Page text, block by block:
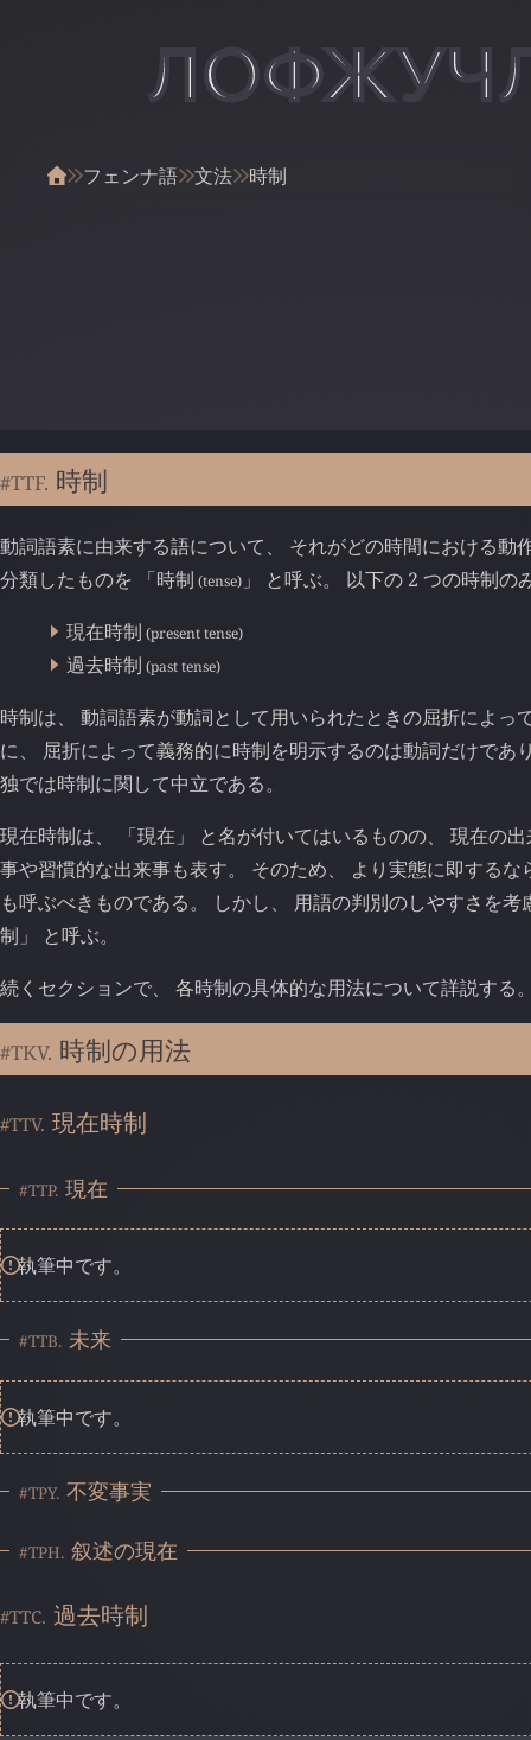
フェンナ語 文法 時制
#TTF. 時制
動詞語素に由来する語について、 それがどの時間における動
分類したものを 「時制 (tense) 」 と呼ぶ。 以下の 2 つの時制の
現在時制 (present tense)
過去時制 (past tense)
時制は、 動詞語素が動詞として用いられたときの屈折によっ
に、 屈折によって義務的に時制を明示するのは動詞だけであ
独では時制に関して中立である。
現在時制は、 「現在」 と名が付いてはいるものの、 現在の
事や習慣的な出来事も表す。 そのため、 より実態に即する
も呼ぶべきものである。 しかし、 用語の判別のしやすさを
制」 と呼ぶ。
続くセクションで、 各時制の具体的な用法について詳説する
#TKV. 時制の用法
#TTV. 現在時制
#TTP. 現在
執筆中です。
#TTB. 未来
執筆中です。
#TPY. 不変事実
#TPH. 叙述の現在
#TTC. 過去時制
執筆中です。